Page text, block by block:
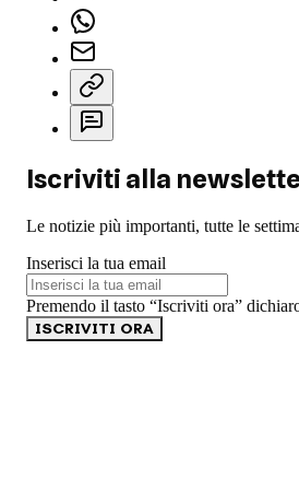
Iscriviti alla
Le notizie più importanti, tutte le
Inserisci la tua email
Premendo il tasto “Iscriviti ora”
ISCRIVITI ORA